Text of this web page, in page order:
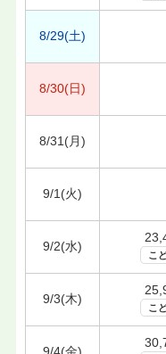
8/29(土)
8/30(日)
8/31(月)
9/1(火)
9/2(水)
こ
9/3(木)
こ